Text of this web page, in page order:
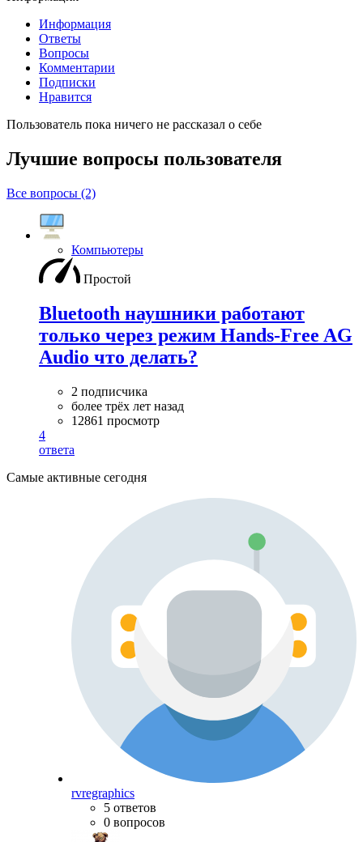
Информация
Ответы
Вопросы
Комментарии
Подписки
Нравится
Пользователь пока ничего не рассказал о себе
Лучшие вопросы пользователя
Все вопросы (2)
Компьютеры
Простой
Bluetooth наушники работают
только через режим Hands-Free AG
Audio что делать?
2 подписчика
более трёх лет назад
12861 просмотр
4
ответа
Самые активные сегодня
rvregraphics
5 ответов
0 вопросов